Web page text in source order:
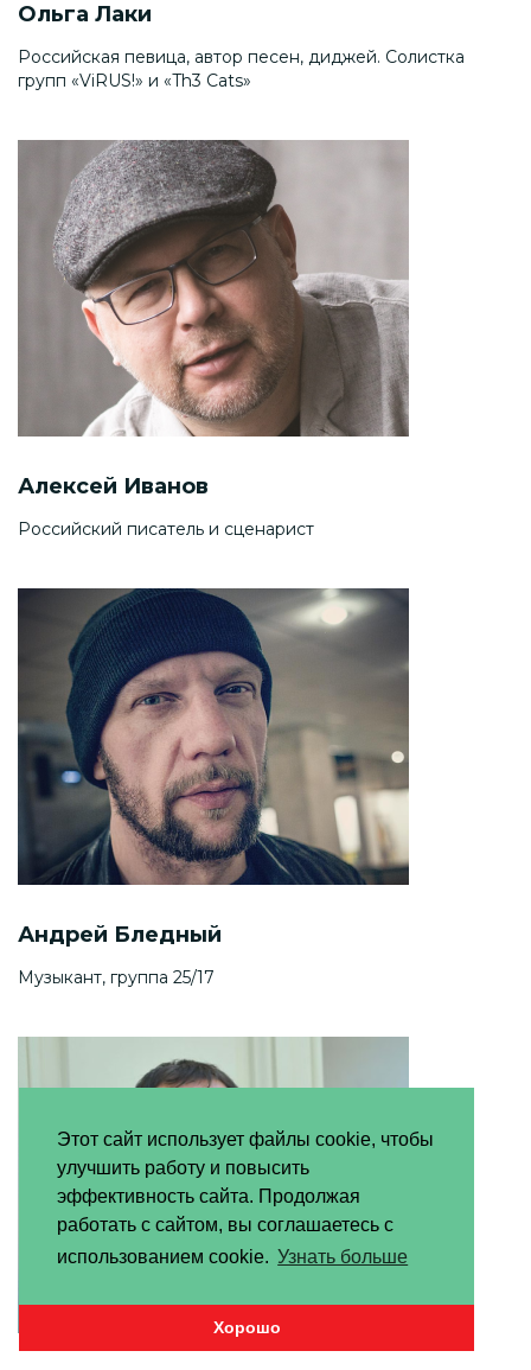
Этот сайт использует файлы cookie, чтобы
улучшить работу и повысить
эффективность сайта. Продолжая
работать с сайтом, вы соглашаетесь с
использованием cookie. Узнать больше
Хорошо
Ольга Лаки
Российская певица, автор песен, диджей. Cолистка
групп «ViRUS!» и «Th3 Cats»
Алексей Иванов
Российский писатель и сценарист
Андрей Бледный
Музыкант, группа 25/17